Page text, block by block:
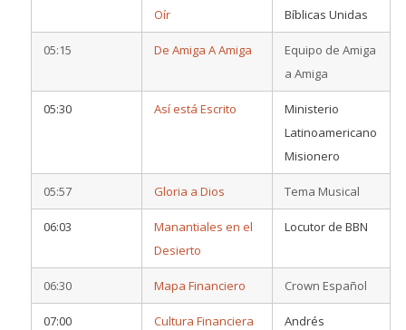
Oír
Bíblicas Unidas
05:15 De Amiga A Amiga
Equipo de Amiga
a Amiga
05:30 Así está Escrito
Ministerio
Latinoamericano
Misionero
05:57 Gloria a Dios Tema Musical
06:03
Manantiales en el
Desierto
Locutor de BBN
06:30 Mapa Financiero Crown Español
07:00 Cultura Financiera
Andrés